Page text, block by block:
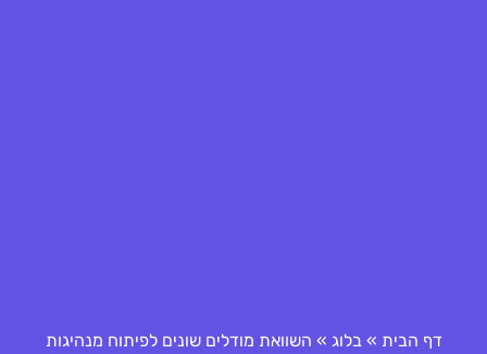
דף הבית » בלוג » השוואת מודלים שונים לפיתוח מנהיגות